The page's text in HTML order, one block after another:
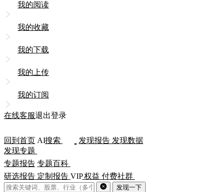
我的阅读
我的收藏
我的下载
我的上传
我的订阅
在线客服退出登录
回到首页 AI搜索 发现报告 发现数据
发现专题
专题报告 专题百科
研选报告 定制报告 VIP权益 付费社群
发现一下